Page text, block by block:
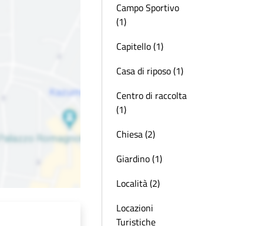
Campo Sportivo
(1)
Capitello (1)
Casa di riposo (1)
Centro di raccolta
(1)
Chiesa (2)
Giardino (1)
Località (2)
Locazioni
Turistiche